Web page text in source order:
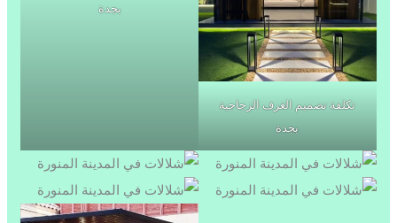
تكلفة تصميم الغرف الزجاجية
بجدة
بجدة